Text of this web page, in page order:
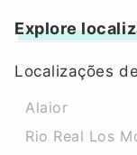
Explore
Localizações
Alaior
Rio Real Los